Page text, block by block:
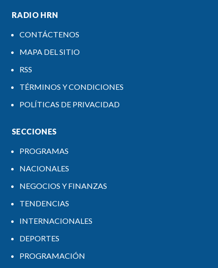
RADIO HRN
CONTÁCTENOS
MAPA DEL SITIO
RSS
TÉRMINOS Y CONDICIONES
POLÍTICAS DE PRIVACIDAD
SECCIONES
PROGRAMAS
NACIONALES
NEGOCIOS Y FINANZAS
TENDENCIAS
INTERNACIONALES
DEPORTES
PROGRAMACIÓN